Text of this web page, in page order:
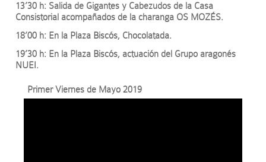
13’30 h: Salida de Gigantes y Cabezudos de la Casa
Consistorial acompañados de la charanga OS MOZÉS.
18’00 h: En la Plaza Biscós, Chocolatada.
19’30 h: En la Plaza Biscós, actuación del Grupo aragonés
NUEI.
Primer Viernes de Mayo 2019